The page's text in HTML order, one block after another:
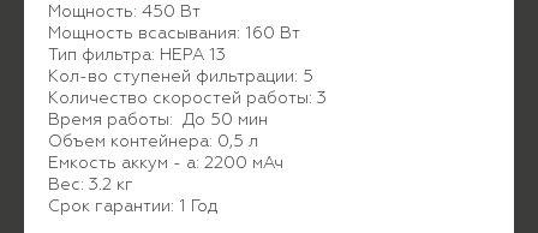
Мощность: 450 Вт
Мощность всасывания: 160 Вт
Тип фильтра: НЕРА 13
Кол-во ступеней фильтрации: 5
Количество скоростей работы: 3
Время работы: До 50 мин
Объем контейнера: 0,5 л
Емкость аккум - а: 2200 мАч
Вес: 3.2 кг
Срок гарантии: 1 Год